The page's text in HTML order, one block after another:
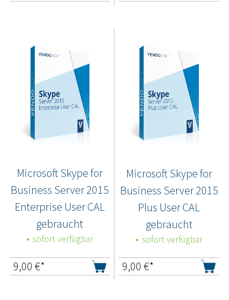
Microsoft Skype for
Business Server 2015
Enterprise User CAL
gebraucht
sofort verfügbar
9,00 €*
Microsoft Skype for
Business Server 2015
Plus User CAL
gebraucht
sofort verfügbar
9,00 €*